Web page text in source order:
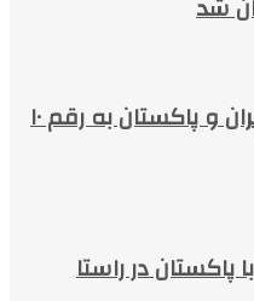
شد
افزایش حجم تجارت بین ایران و پاکستان به رقم ۱۰
پاکستان در راستا